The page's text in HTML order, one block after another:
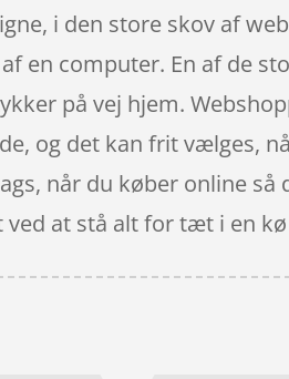
i den store skov af
en computer. En af de
på vej hjem.
og det kan frit vælges,
når du køber online
at stå alt for tæt i en